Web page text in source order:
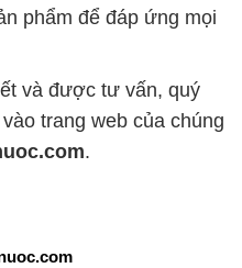
phẩm để đáp ứng mọi
và được tư vấn, quý
trang web của chúng
.